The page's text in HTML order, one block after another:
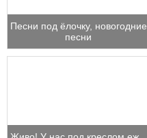
Песни под ёлочку, новогодние
песни